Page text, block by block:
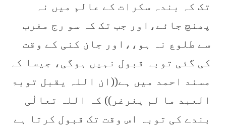
تک کہ بندہ سکرات کے عالم میں نہ
پھنچ جائے،اور جب تک کہ سو رج مغرب
سے طلوع نہ ہو،،اور جان کنی کے وقت
کی گئی توبہ قبول نہیں ہوگی، جیسا کہ
مسند احمد میں ہے((ان اللہ یقبل توبۃ
العبد ما لم یغرغر)) کہ اللہ تعالٰی
بندے کی توبہ اس وقت تک قبول کرتا ہے